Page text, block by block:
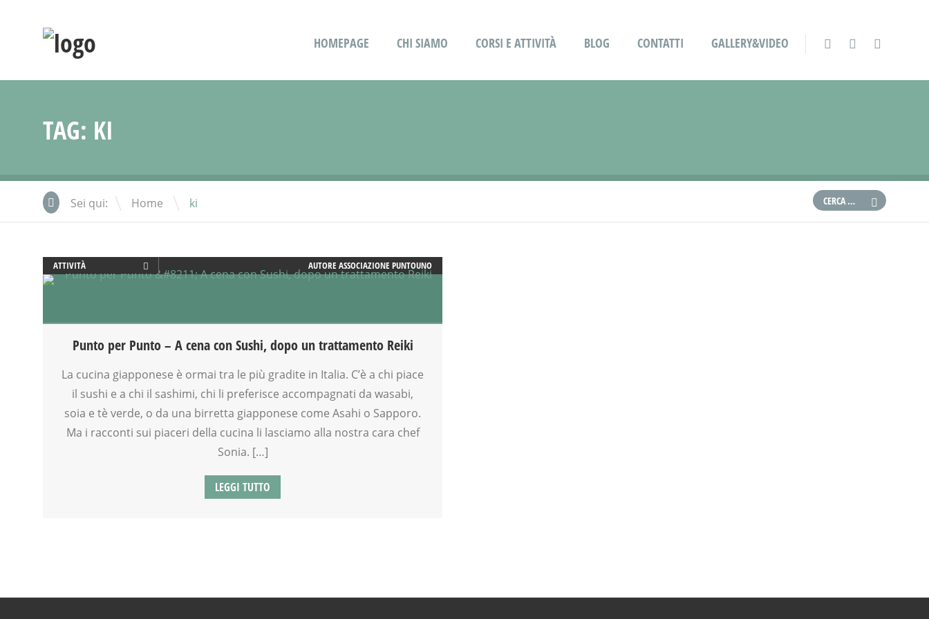
HOMEPAGE CHI SIAMO CORSI E ATTIVITÀ BLOG CONTATTI GALLERY&VIDEO
TAG: KI
Sei qui: Home \ ki
ATTIVITÀ
AYURVEDICO
GENITORE
MAMME
MASSAGGIO
NEO-MAMME
NONNI
AUTOREASSOCIAZIONE PUNTOUNO
Punto per Punto – A cena con Sushi, dopo un trattamento Reiki
La cucina giapponese è ormai tra le più gradite in Italia. C’è a chi piace
il sushi e a chi il sashimi, chi li preferisce accompagnati da wasabi,
soia e tè verde, o da una birretta giapponese come Asahi o Sapporo.
Ma i racconti sui piaceri della cucina li lasciamo alla nostra cara chef
Sonia. […]
LEGGI TUTTO